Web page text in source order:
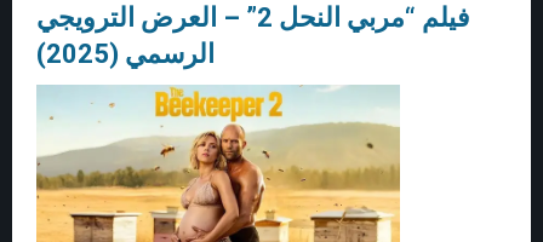
فيلم “مربي النحل 2” – العرض الترويجي
الرسمي (2025)